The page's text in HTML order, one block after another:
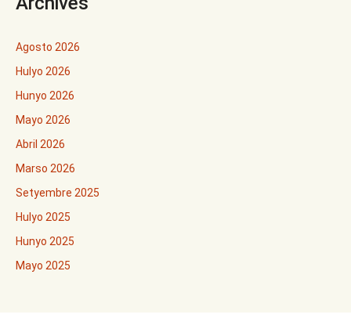
Agosto 2026
Hulyo 2026
Hunyo 2026
Mayo 2026
Abril 2026
Marso 2026
Setyembre 2025
Hulyo 2025
Hunyo 2025
Mayo 2025